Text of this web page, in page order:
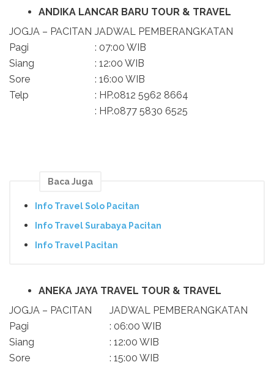
ANDIKA LANCAR BARU TOUR & TRAVEL
JOGJA – PACITAN JADWAL PEMBERANGKATAN
Pagi
: 07:00 WIB
Siang
: 12:00 WIB
Sore
: 16:00 WIB
Telp
: HP.0812 5962 8664
: HP.0877 5830 6525
Baca Juga
Info Travel Solo Pacitan
Info Travel Surabaya Pacitan
Info Travel Pacitan
ANEKA JAYA TRAVEL TOUR & TRAVEL
JOGJA – PACITAN
JADWAL PEMBERANGKATAN
Pagi
: 06:00 WIB
Siang
: 12:00 WIB
Sore
: 15:00 WIB